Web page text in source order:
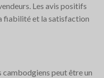
Les avis positifs
fiabilité et la satisfaction
cambodgiens peut être un